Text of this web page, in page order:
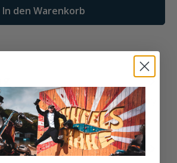
In den Warenkorb
One-Wheel Felgenaufkleber Liqui Moly
Wheel Felgenaufkleber Liqui Moly